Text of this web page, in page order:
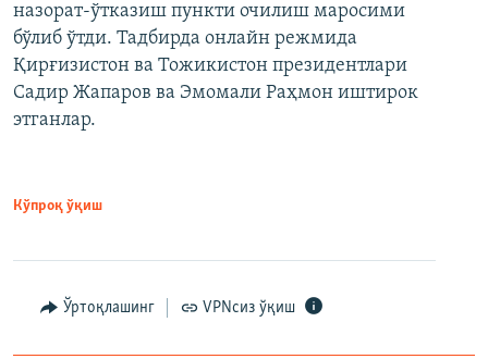
назорат-ўтказиш пункти очилиш маросими
бўлиб ўтди. Тадбирда онлайн режмида
Қирғизистон ва Тожикистон президентлари
Садир Жапаров ва Эмомали Раҳмон иштирок
этганлар.
Кўпроқ ўқиш
Ўртоқлашинг VPNсиз ўқиш